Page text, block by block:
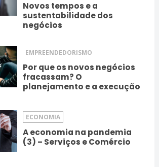
Novos tempos e a
sustentabilidade dos
negócios
EMPREENDEDORISMO
Por que os novos negócios
fracassam? O
planejamento e a execução
ECONOMIA
A economia na pandemia
(3) – Serviços e Comércio